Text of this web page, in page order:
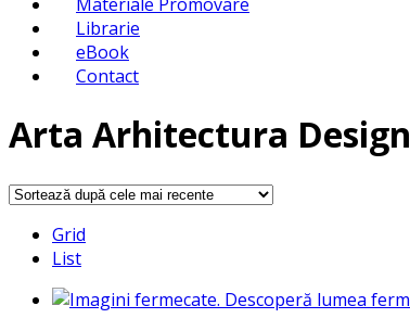
Librarie
eBook
Contact
Arta Arhitectura Design
Grid
List